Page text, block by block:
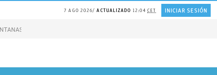
7 AGO 2026 ACTUALIZADO 12:04CET INICIAR SESIÓN